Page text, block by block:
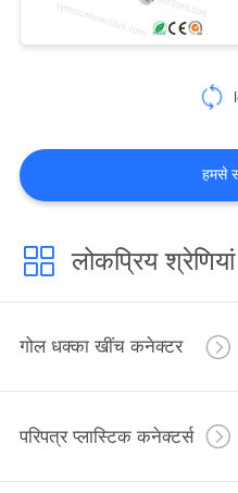
थ्रेडेड
एएमसी
हमसे
लोकप्रिय श्रेणियां
गोल धक्का खींच कनेक्टर
परिपत्र प्लास्टिक कनेक्टर्स